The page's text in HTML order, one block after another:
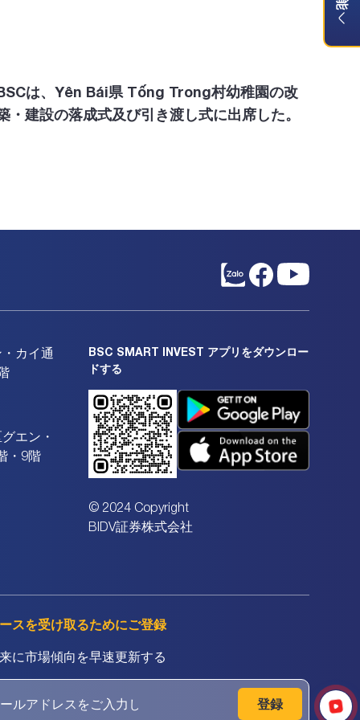
は、Yên Bái県 Tống Trong村幼稚園の改
・建設の落成式及び引き渡し式に出席した。
カイ通
エン・
・9階
BSC SMART INVEST アプリをダウンロー
ドする
© 2024 Copyright
BIDV証券株式会社
スを受け取るためにご登録
に市場傾向を早速更新する
登録